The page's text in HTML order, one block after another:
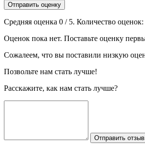
Отправить оценку
Средняя оценка 0 / 5. Количество оценок:
Оценок пока нет. Поставьте оценку
Сожалеем, что вы поставили низкую
Позвольте нам стать лучше!
Расскажите, как нам стать лучше?
Отправить отзыв